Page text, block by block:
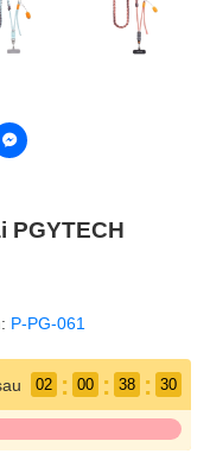
PGYTECH
P-PG-061
02 : 00 : 38 : 28